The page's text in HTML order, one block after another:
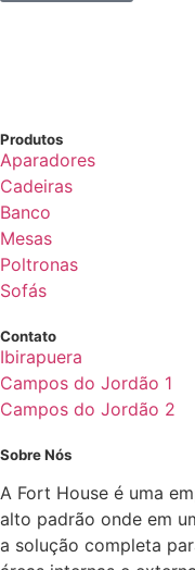
Produtos
Aparadores
Cadeiras
Banco
Mesas
Poltronas
Sofás
Contato
Ibirapuera
Campos do Jordão 1
Campos do Jordão 2
Sobre Nós
A Fort House é uma
alto padrão onde em
a solução completa